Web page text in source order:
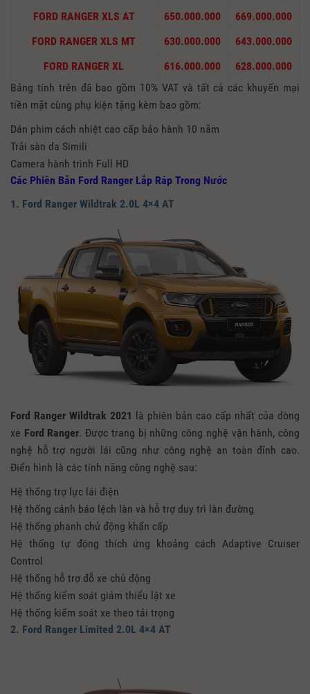
FORD RANGER XLS AT
650.000.000
669.000.000
FORD RANGER XLS MT
630.000.000
643.000.000
FORD RANGER XL
616.000.000
628.000.000
Bảng tính trên đã bao gồm 10% VAT và tất cả các khuyến mại
tiền mặt cùng phụ kiện tặng kèm bao gồm:
Dán phim cách nhiệt cao cấp bảo hành 10 năm
Trải sàn da Simili
Camera hành trình Full HD
Các Phiên Bản Ford Ranger Lắp Ráp Trong Nước
1. Ford Ranger Wildtrak 2.0L 4×4 AT
Ford Ranger Wildtrak 2021
là phiên bản cao cấp nhất của dòng
xe Ford Ranger. Được trang bị những công nghệ vận hành, công
nghệ hỗ trợ người lái cũng như công nghệ an toàn đỉnh cao.
Điển hình là các tính năng công nghệ sau:
Hệ thống trợ lực lái điện
Hệ thống cảnh báo lệch làn và hỗ trợ duy trì làn đường
Hệ thống phanh chủ động khẩn cấp
Hệ thống tự động thích ứng khoảng cách Adaptive Cruiser
Control
Hệ thống hỗ trợ đỗ xe chủ động
Hệ thống kiểm soát giảm thiểu lật xe
Hệ thống kiểm soát xe theo tải trọng
2. Ford Ranger Limited 2.0L 4×4 AT